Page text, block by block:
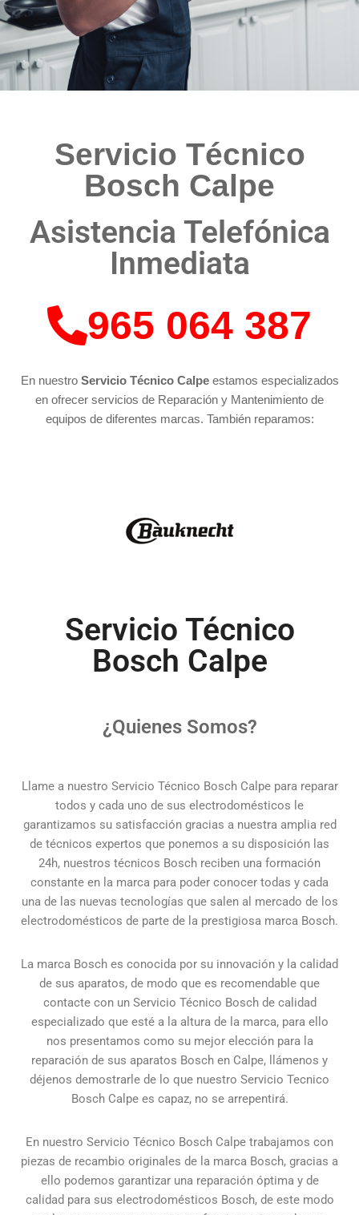
Servicio Técnico
Bosch Calpe
Asistencia Telefónica
Inmediata
965 064 387
En nuestro Servicio Técnico Calpe estamos especializados
en ofrecer servicios de Reparación y Mantenimiento de
equipos de diferentes marcas. También reparamos:
Servicio Técnico
Bosch Calpe
¿Quienes Somos?
Llame a nuestro Servicio Técnico Bosch Calpe para reparar
todos y cada uno de sus electrodomésticos le
garantizamos su satisfacción gracias a nuestra amplia red
de técnicos expertos que ponemos a su disposición las
24h, nuestros técnicos Bosch reciben una formación
constante en la marca para poder conocer todas y cada
una de las nuevas tecnologías que salen al mercado de los
electrodomésticos de parte de la prestigiosa marca Bosch.
La marca Bosch es conocida por su innovación y la calidad
de sus aparatos, de modo que es recomendable que
contacte con un Servicio Técnico Bosch de calidad
especializado que esté a la altura de la marca, para ello
nos presentamos como su mejor elección para la
reparación de sus aparatos Bosch en Calpe, llámenos y
déjenos demostrarle de lo que nuestro Servicio Tecnico
Bosch Calpe es capaz, no se arrepentirá.
En nuestro Servicio Técnico Bosch Calpe trabajamos con
piezas de recambio originales de la marca Bosch, gracias a
ello podemos garantizar una reparación óptima y de
calidad para sus electrodomésticos Bosch, de este modo